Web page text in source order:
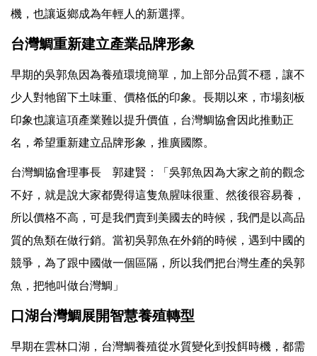
機，也讓返鄉成為年輕人的新選擇。
台灣鯛重新建立產業品牌形象
早期的吳郭魚因為養殖環境簡單，加上部分品質不穩，讓不
少人對牠留下土味重、價格低的印象。長期以來，市場刻板
印象也讓這項產業難以提升價值，台灣鯛協會因此推動正
名，希望重新建立品牌形象，推廣國際。
台灣鯛協會理事長 郭建賢：「吳郭魚因為大家之前的觀念
不好，就是說大家都覺得這隻魚腥味很重、然後很容易養，
所以價格不高，可是我們賣到美國去的時候，我們是以高品
質的魚類在做行銷。當初吳郭魚在外銷的時候，遇到中國的
競爭，為了跟中國做一個區隔，所以我們把台灣生產的吳郭
魚，把牠叫做台灣鯛」
口湖台灣鯛展開智慧養殖轉型
早期在雲林口湖，台灣鯛養殖從水質變化到投餌時機，都需